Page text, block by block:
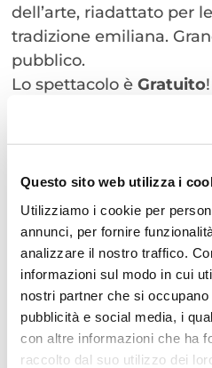
Questo sito web utilizza i
Utilizziamo i cookie per
annunci, per fornire
analizzare il nostro traffico.
informazioni sul modo in cui
nostri partner che si occupano
pubblicità e social media, i
con altre informazioni che ha
raccolto dal suo utilizzo dei
dell’arte, riadattato per
tradizione emiliana.
pubblico.
Lo spettacolo èGratuito!
Data:Dal 17
Indirizzo:Piazzetta
Gratuito
Organizzatore:
Scopri di più